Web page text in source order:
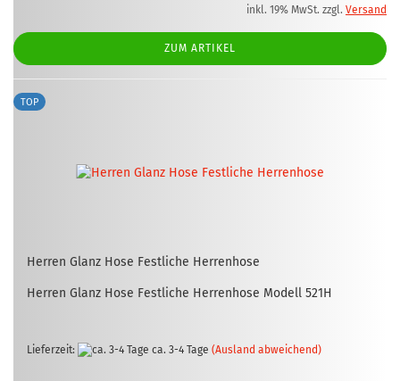
inkl. 19% MwSt. zzgl. Versand
ZUM ARTIKEL
TOP
Her­ren Glanz Hose Fest­li­che Her­ren­ho­se
Her­ren Glanz Hose Fest­li­che Her­ren­ho­se Mo­dell 521H
Lieferzeit: ca. 3-4 Tage (Ausland abweichend)